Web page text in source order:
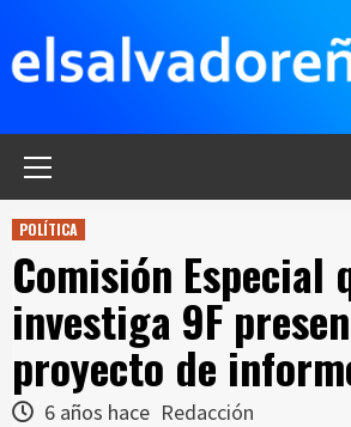
contenido
POLÍTICA
Comisión Especial
investiga 9F
proyecto de
6 años hace Redacción